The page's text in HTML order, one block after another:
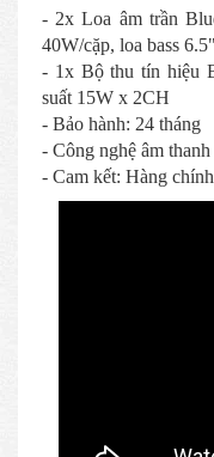
- 2x Loa âm trần
40W/cặp, loa bass 6.5"
- 1x Bộ thu tín hiệu
suất 15W x 2CH
- Bảo hành: 24 tháng
- Công nghệ âm
- Cam kết: Hàng